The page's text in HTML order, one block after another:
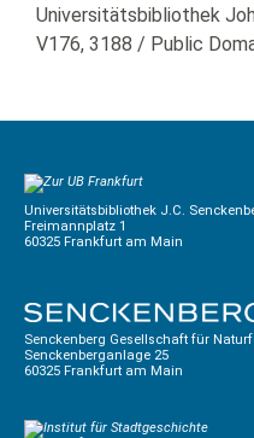
Universitätsbibliothek
V176, 3188 / Public
Universitätsbibliothek J.C.
Freimannplatz 1
60325 Frankfurt am Main
Senckenberg Gesellschaft für
Senckenberganlage 25
60325 Frankfurt am Main